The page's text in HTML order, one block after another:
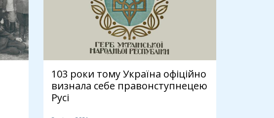
103 роки тому Україна офіційно
визнала себе правонступнецею
Русі